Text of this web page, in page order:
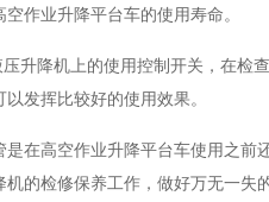
作业升降平台车的使用寿命。
升降机上的使用控制开关，在检
发挥比较好的使用效果。
是在高空作业升降平台车使用之
的检修保养工作，做好万无一失